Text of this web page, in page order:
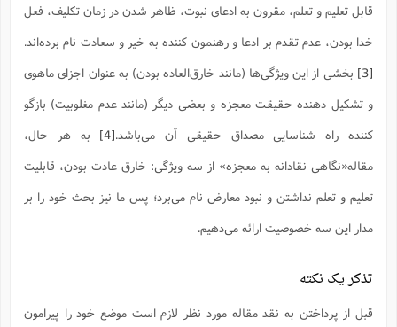
قابل تعلیم و تعلم، مقرون به ادعای نبوت، ظاهر شدن در زمان تکلیف، فعل
خدا بودن، عدم تقدم بر ادعا و رهنمون کننده به خیر و سعادت نام برده‌اند.
بخشی از این ویژگی‌ها (مانند خارق‌العاده بودن) به عنوان اجزای ماهوی
و تشکیل دهنده حقیقت معجزه و بعضی دیگر (مانند عدم مغلوبیت) بازگو
کننده راه شناسایی مصداق حقیقی آن می‌باشد.[4]
به هر حال،
مقاله«نگاهی نقادانه به معجزه» از سه ویژگی: خارق عادت بودن، قابلیت
تعلیم و تعلم نداشتن و نبود معارض نام می‌برد؛ پس ما نیز بحث خود را بر
مدار این سه خصوصیت ارائه می‌دهیم.
تذکر یک نکته
قبل از پرداختن به نقد مقاله مورد نظر لازم است موضع خود را پیرامون